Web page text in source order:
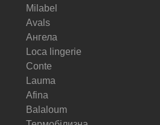
Milabel
Avals
Ангела
Loca lingerie
Conte
Lauma
Afina
Balaloum